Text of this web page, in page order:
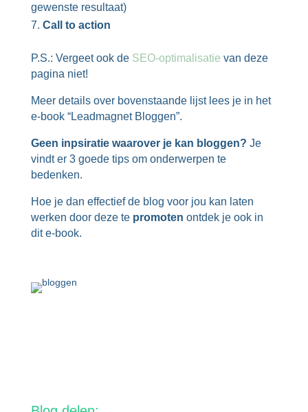
gewenste resultaat)
Call to action
P.S.: Vergeet ook de SEO-optimalisatie van deze
pagina niet!
Meer details over bovenstaande lijst lees je in het
e-book “Leadmagnet Bloggen”.
Geen inpsiratie waarover je kan bloggen? Je
vindt er 3 goede tips om onderwerpen te
bedenken.
Hoe je dan effectief de blog voor jou kan laten
werken door deze te promoten ontdek je ook in
dit e-book.